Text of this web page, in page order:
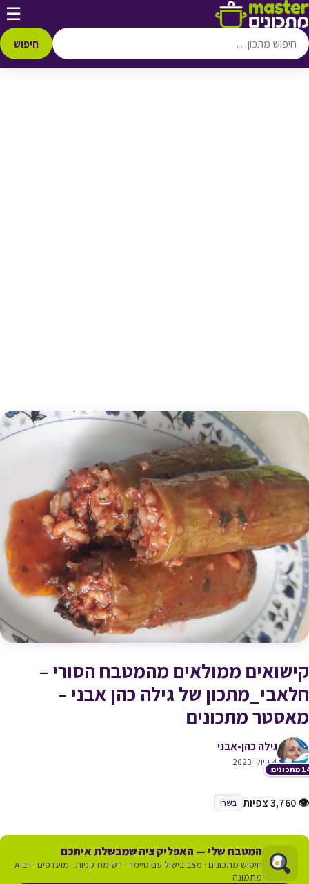
דלג לתוכן ☰
חיפוש
קישואים ממולאים מהמטבח הסורי –
חלאבי_מתכון של גילה כהן אבני –
מאסטר מתכונים
גילה כהן-אבני
4 ביולי 2023
♥ הוספה
👁 3,760 צפיות בשרי
המטבח שלי — האפליקציה שמבשלת איתכם
חיפוש מתכונים · מצב בישול עם טיימר · רשימת קניות · מועדפים · ייבוא
מתמונה